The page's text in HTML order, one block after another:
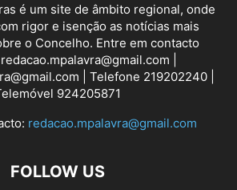
é um site de âmbito regional, onde
rigor e isenção as notícias mais
o Concelho. Entre em contacto
|
| Telefone 219202240 |
924205871
redacao.mpalavra@gmail.com
FOLLOW US